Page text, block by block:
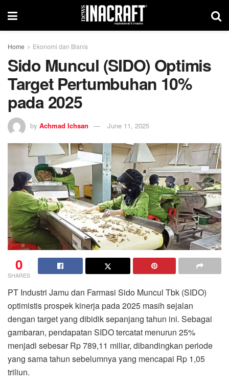
Home Ekonomi dan Bisnis
Sido Muncul (SIDO) Optimis
Target Pertumbuhan 10%
pada 2025
by Achmad Ichsan June 11, 2025
0
SHARES
PT Industri Jamu dan Farmasi Sido Muncul Tbk (SIDO)
optimistis prospek kinerja pada 2025 masih sejalan
dengan target yang dibidik sepanjang tahun ini. Sebagai
gambaran, pendapatan SIDO tercatat menurun 25%
menjadi sebesar Rp 789,11 miliar, dibandingkan periode
yang sama tahun sebelumnya yang mencapai Rp 1,05
triliun.